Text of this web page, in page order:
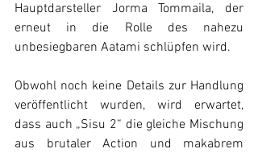
Hauptdarsteller Jorma Tommaila, der
erneut in die Rolle des nahezu
unbesiegbaren Aatami schlüpfen wird.
Obwohl noch keine Details zur Handlung
veröffentlicht wurden, wird erwartet,
dass auch „Sisu 2“ die gleiche Mischung
aus brutaler Action und makabrem